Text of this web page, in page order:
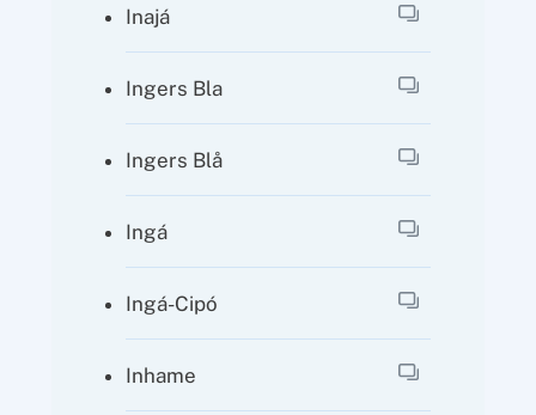
Inajá
Ingers Bla
Ingers Blå
Ingá
Ingá-Cipó
Inhame